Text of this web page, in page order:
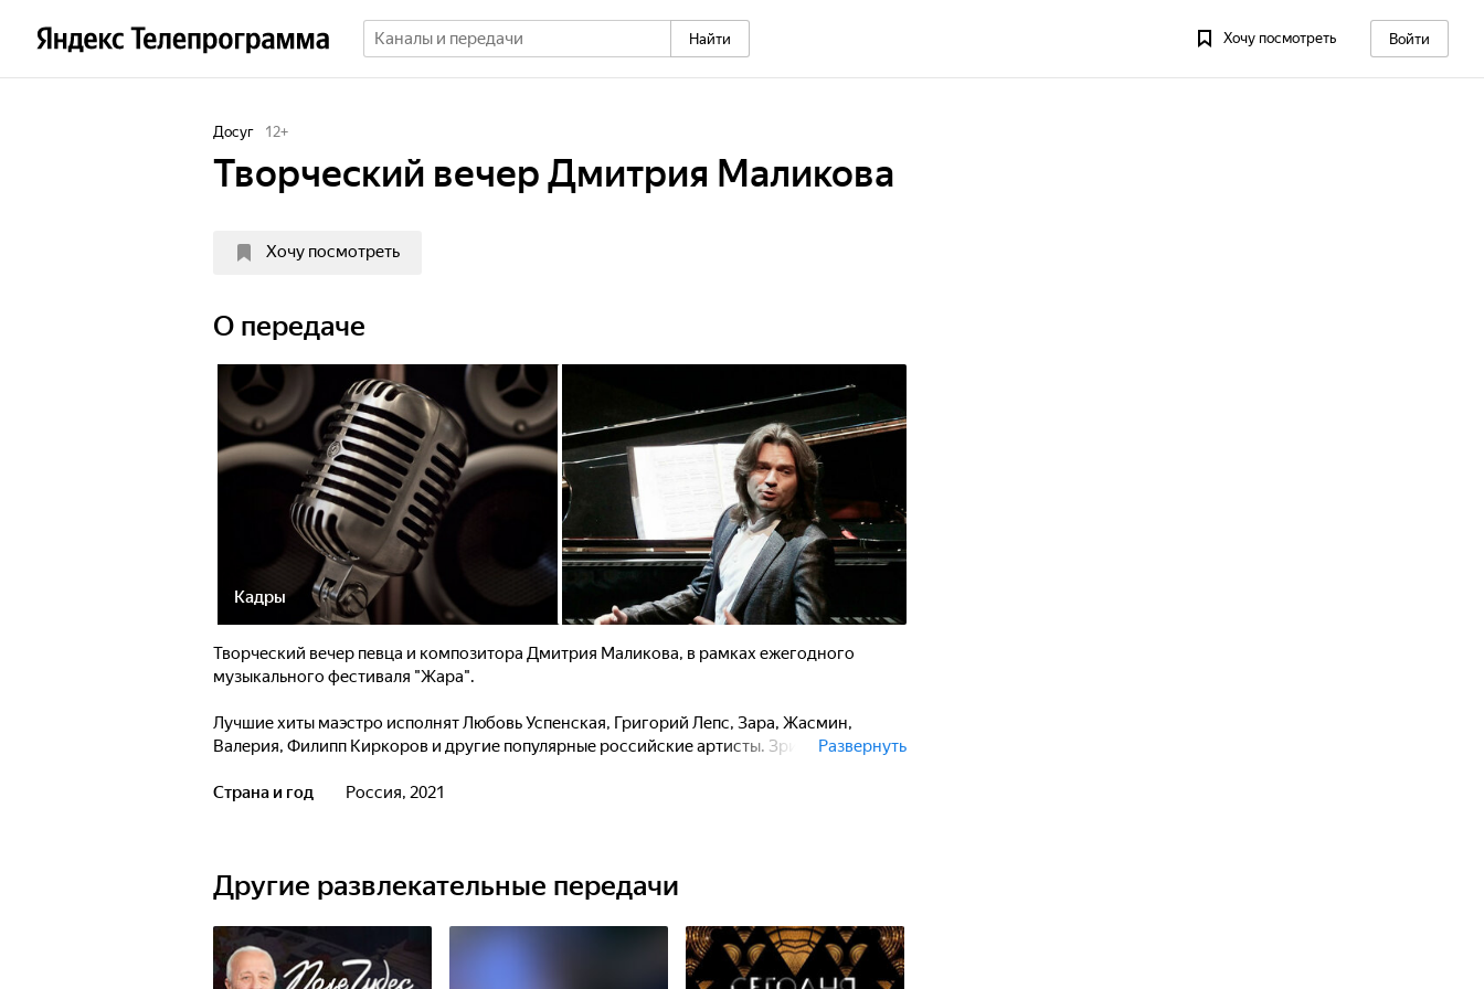
Найти Хочу посмотреть Войти
Досуг 12+
Творческий вечер Дмитрия Маликова
Хочу посмотреть
О передаче
Кадры
Творческий вечер певца и композитора Дмитрия Маликова, в рамках ежегодного
музыкального фестиваля "Жара".
Лучшие хиты маэстро исполнят Любовь Успенская, Григорий Лепс, Зара, Жасмин,
Валерия, Филипп Киркоров и другие популярные российские артисты. ЗрителейРазвернуть
Страна и год Россия, 2021
Другие развлекательные передачи